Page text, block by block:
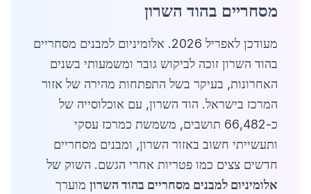
מסחריים בהוד השרון
מעודכן לאפריל 2026. אלומיניום למבנים מסחריים
בהוד השרון זוכה לביקוש גובר ומשמעותי בשנים
האחרונות, בעיקר בשל התפתחות מהירה של אזור
המרכז בישראל. הוד השרון, עם אוכלוסייה של
כ-66,482 תושבים, משמשת כמרכז עסקי
ותעשייתי חשוב באזור השרון, ומבנים מסחריים
חדשים צצים כמו פטריות אחרי הגשם. השוק של
אלומיניום למבנים מסחריים בהוד השרון מוערך